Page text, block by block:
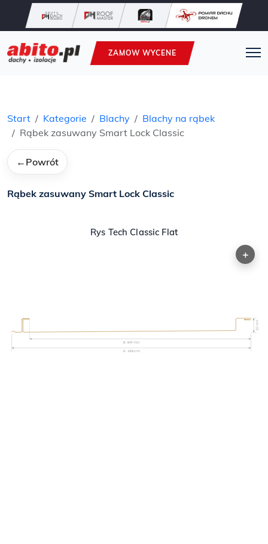
ZAMOW WYCENE
Start Kategorie Blachy
Blachy na rąbek
Rąbek zasuwany Smart Lock Classic
← Powrót
Rąbek zasuwany Smart Lock Classic
Rys Tech Classic Flat
+